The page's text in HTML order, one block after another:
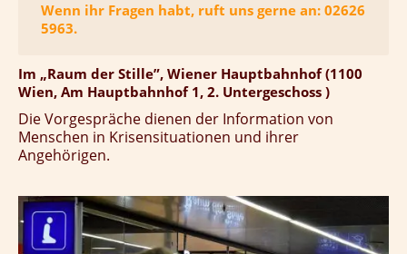
Wenn ihr Fragen habt, ruft uns gerne an: 02626
5963.
Im „Raum der Stille”, Wiener Hauptbahnhof (1100
Wien, Am Hauptbahnhof 1, 2. Untergeschoss )
Die Vorgespräche dienen der Information von
Menschen in Krisensituationen und ihrer
Angehörigen.